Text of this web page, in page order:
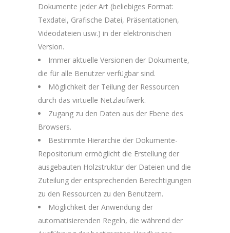
Dokumente jeder Art (beliebiges Format:
Texdatei, Grafische Datei, Präsentationen,
Videodateien usw.) in der elektronischen
Version.
Immer aktuelle Versionen der Dokumente,
die für alle Benutzer verfügbar sind.
Möglichkeit der Teilung der Ressourcen
durch das virtuelle Netzlaufwerk.
Zugang zu den Daten aus der Ebene des
Browsers.
Bestimmte Hierarchie der Dokumente-
Repositorium ermöglicht die Erstellung der
ausgebauten Holzstruktur der Dateien und die
Zuteilung der entsprechenden Berechtigungen
zu den Ressourcen zu den Benutzern.
Möglichkeit der Anwendung der
automatisierenden Regeln, die während der